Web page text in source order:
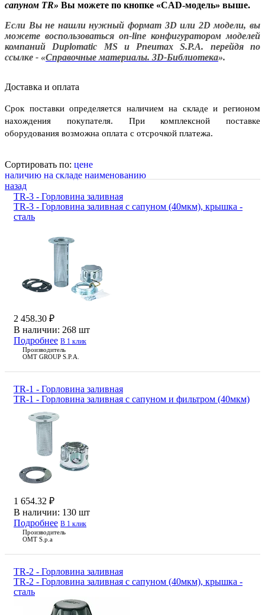
сапуном TR» Вы можете по кнопке «CAD-модель» выше.
Если Вы не нашли нужный формат 3D или 2D модели, вы
можете воспользоваться on-line конфигуратором моделей
компаний Duplomatic MS и Pneumax S.P.A. перейдя по
ссылке - «Справочные материалы. 3D-Библиотека».
Доставка и оплата
Срок поставки определяется наличием на складе и регионом
нахождения покупателя. При комплексной поставке
оборудования возможна оплата с отсрочкой платежа.
Сортировать по: цене
наличию на складе наименованию
назад
TR-3 - Горловина заливная
TR-3 - Горловина заливная с сапуном (40мкм), крышка -
сталь
2 458.30 ₽
В наличии: 268 шт
Подробнее В 1 клик
Производитель
OMT GROUP S.P.A.
TR-1 - Горловина заливная
TR-1 - Горловина заливная с сапуном и фильтром (40мкм)
1 654.32 ₽
В наличии: 130 шт
Подробнее В 1 клик
Производитель
OMT S.p.a
TR-2 - Горловина заливная
TR-2 - Горловина заливная с сапуном (40мкм), крышка -
сталь